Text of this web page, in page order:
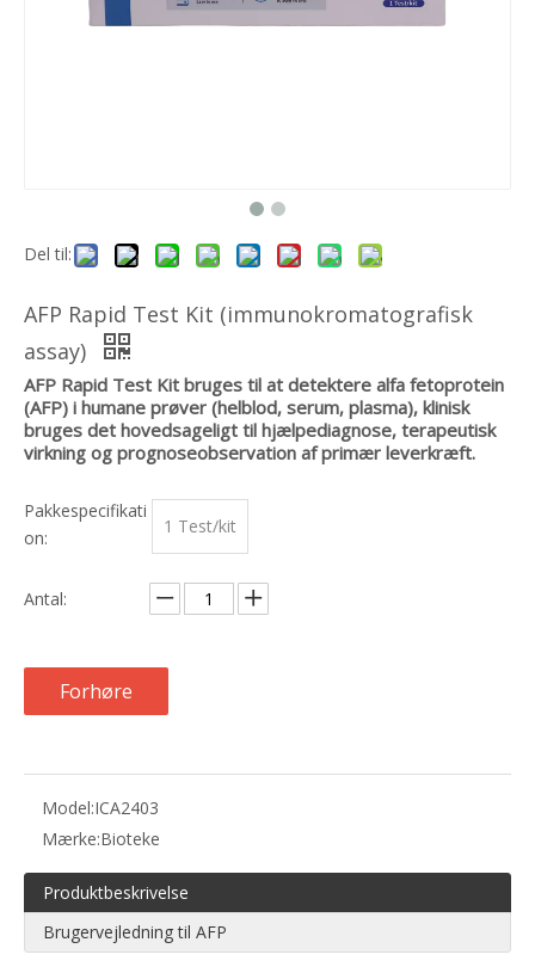
Del til:
AFP Rapid Test Kit (immunokromatografisk
assay)
AFP Rapid Test Kit bruges til at detektere alfa fetoprotein
(AFP) i humane prøver (helblod, serum, plasma), klinisk
bruges det hovedsageligt til hjælpediagnose, terapeutisk
virkning og prognoseobservation af primær leverkræft.
Pakkespecifikati
on:
1 Test/kit
Antal:
Forhøre
Model:ICA2403
Mærke:Bioteke
Produktbeskrivelse
Brugervejledning til AFP